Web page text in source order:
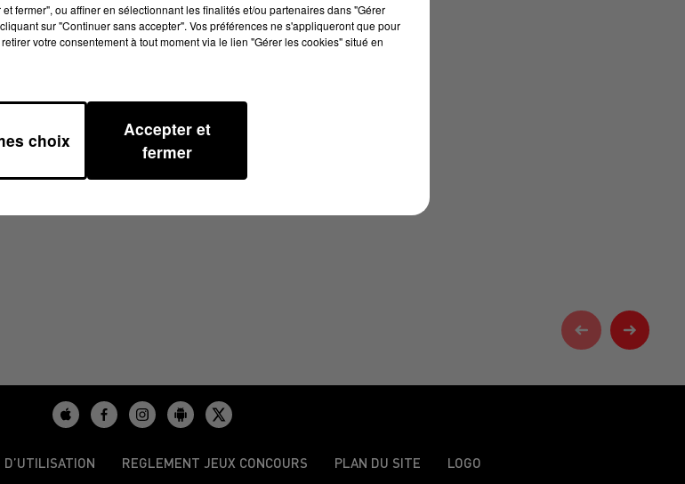
REGLEMENT JEUX CONCOURS PLAN DU SITE LOGO
fermer", ou affiner en sélectionnant les finalités et/ou partenaires dans "Gérer
sur "Continuer sans accepter". Vos préférences ne s'appliqueront que pour
votre consentement à tout moment via le lien "Gérer les cookies" situé en
choix
Accepter et
fermer